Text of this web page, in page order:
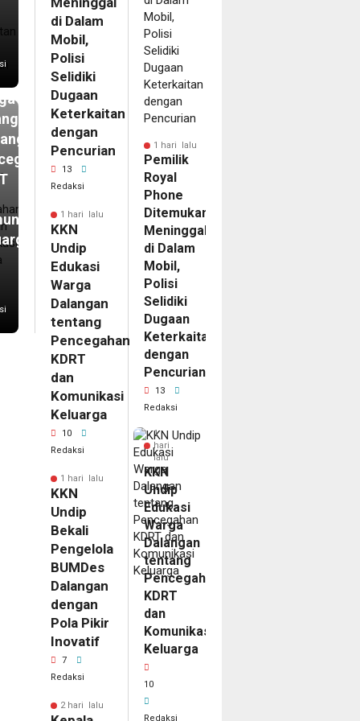
di Dalam
Mobil,
Polisi
Selidiki
Dugaan
Keterkaitan
dengan
Pencurian
13
Redaksi
1 hari lalu
KKN
Undip
Edukasi
Warga
Dalangan
tentang
Pencegahan
KDRT
dan
Komunikasi
Keluarga
10
Redaksi
1 hari lalu
KKN
Undip
Bekali
Pengelola
BUMDes
Dalangan
dengan
Pola Pikir
Inovatif
7
Redaksi
2 hari lalu
1 hari lalu
Pemilik
Royal
Phone
Ditemukan
Meninggal
di Dalam
Mobil,
Polisi
Selidiki
Dugaan
Keterkaitan
dengan
Pencurian
13
Redaksi
1
hari
lalu
KKN
Undip
Edukasi
Warga
Dalangan
tentang
Pencegahan
KDRT
dan
Komunikasi
Keluarga
10
Redaksi